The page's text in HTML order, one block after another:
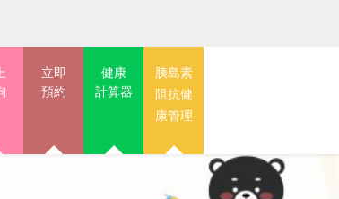
立即
預約
健康
計算器
胰島素
阻抗健
康管理